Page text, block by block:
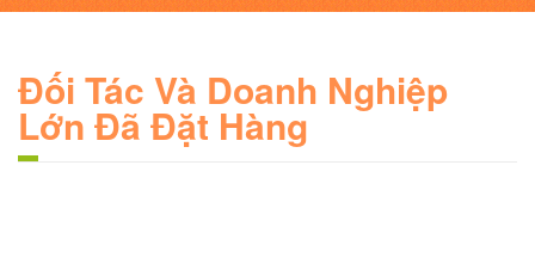
Đối Tác Và Doanh Nghiệp
Lớn Đã Đặt Hàng